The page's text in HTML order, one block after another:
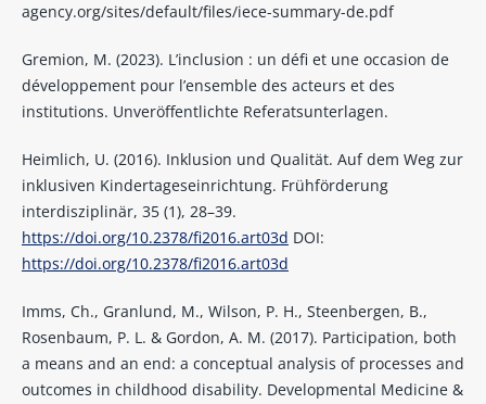
agency.org/sites/default/files/iece-summary-de.pdf
Gremion, M. (2023). L’inclusion : un défi et une occasion de
développement pour l’ensemble des acteurs et des
institutions. Unveröffentlichte Referatsunterlagen.
Heimlich, U. (2016). Inklusion und Qualität. Auf dem Weg zur
inklusiven Kindertageseinrichtung. Frühförderung
interdisziplinär, 35 (1), 28–39.
https://doi.org/10.2378/fi2016.art03d DOI:
https://doi.org/10.2378/fi2016.art03d
Imms, Ch., Granlund, M., Wilson, P. H., Steenbergen, B.,
Rosenbaum, P. L. & Gordon, A. M. (2017). Participation, both
a means and an end: a conceptual analysis of processes and
outcomes in childhood disability. Developmental Medicine &